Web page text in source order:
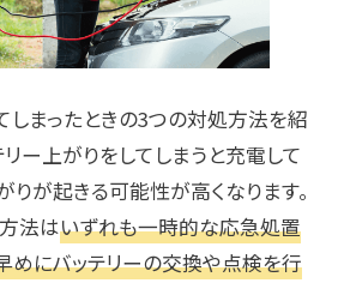
しまったときの3つの対処方法を紹
リー上がりをしてしまうと充電して
りが起きる可能性が高くなります。
法はいずれも一時的な応急処置
めにバッテリーの交換や点検を行